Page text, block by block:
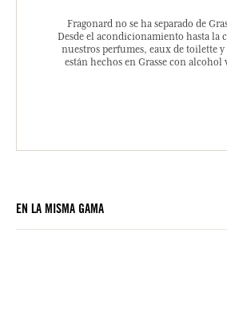
Fragonard no se ha separado de
Desde el acondicionamiento hasta la
nuestros perfumes, eaux de toilette
están hechos en Grasse con alcohol
EN LA MISMA GAMA